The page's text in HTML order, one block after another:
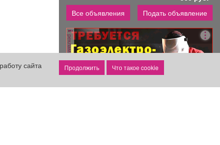
Все объявления
Подать объявление
реклама
сайта
Что такое cookie